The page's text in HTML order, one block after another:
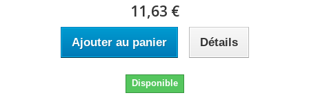
11,63 €
Ajouter au panier Détails
Disponible